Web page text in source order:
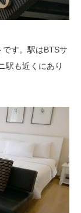
です。駅はBTSサ
駅も近くにあり